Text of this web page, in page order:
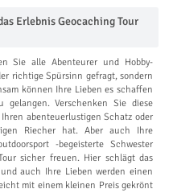
Erlebnis Geocaching Tour
Sie alle Abenteurer und Hobby-
richtige Spürsinn gefragt, sondern
können Ihre Lieben es schaffen
Verschenken Sie diese
abenteuerlustigen Schatz oder
Riecher hat. Aber auch Ihre
-begeisterte Schwester
sicher freuen. Hier schlägt das
auch Ihre Lieben werden einen
mit einem kleinen Preis gekrönt